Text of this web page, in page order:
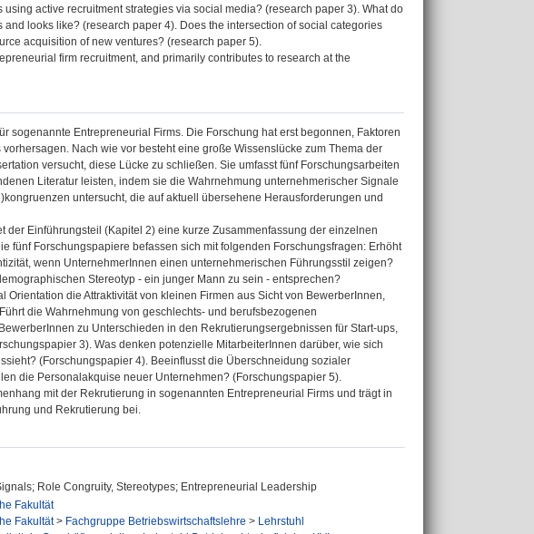
active recruitment strategies via social media? (research paper 3). What do
looks like? (research paper 4). Does the intersection of social categories
acquisition of new ventures? (research paper 5).
firm recruitment, and primarily contributes to research at the
sogenannte Entrepreneurial Firms. Die Forschung hat erst begonnen, Faktoren
Nach wie vor besteht eine große Wissenslücke zum Thema der
versucht, diese Lücke zu schließen. Sie umfasst fünf Forschungsarbeiten
Literatur leisten, indem sie die Wahrnehmung unternehmerischer Signale
untersucht, die auf aktuell übersehene Herausforderungen und
Einführungsteil (Kapitel 2) eine kurze Zusammenfassung der einzelnen
fünf Forschungspapiere befassen sich mit folgenden Forschungsfragen: Erhöht
wenn UnternehmerInnen einen unternehmerischen Führungsstil zeigen?
Stereotyp - ein junger Mann zu sein - entsprechen?
die Attraktivität von kleinen Firmen aus Sicht von BewerberInnen,
die Wahrnehmung von geschlechts- und berufsbezogenen
zu Unterschieden in den Rekrutierungsergebnissen für Start-ups,
3). Was denken potenzielle MitarbeiterInnen darüber, wie sich
(Forschungspapier 4). Beeinflusst die Überschneidung sozialer
die Personalakquise neuer Unternehmen? (Forschungspapier 5).
mit der Rekrutierung in sogenannten Entrepreneurial Firms und trägt in
und Rekrutierung bei.
Role Congruity, Stereotypes; Entrepreneurial Leadership
Fakultät
Fakultät> Fachgruppe Betriebswirtschaftslehre > Lehrstuhl